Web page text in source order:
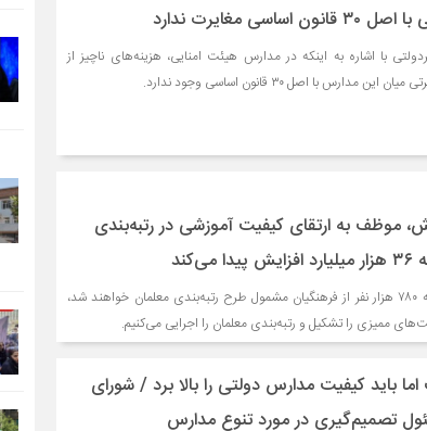
مغایرت ندارد
با اشاره به اینکه در مدارس هیئت امنایی، هزینه‌های ناچیز از
با اصل ۳۰ قانون اساسی وجود ندارد.
موظف به ارتقای کیفیت آموزشی در رتبه‌بندی
وزیر آموزش‌وپرورش ضمن اعلام اینکه ۷۸۰ هزار نفر از فرهنگیان مشمول طرح رتبه‌بندی معلمان خواهند شد،
ممیزی را تشکیل و رتبه‌بندی معلمان را اجرایی می‌کنیم.
باید کیفیت مدارس دولتی را بالا برد / شورای
تصمیم‌‌گیری در مورد تنوع مدارس